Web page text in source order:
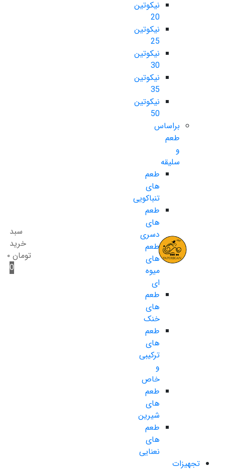
نیکوتین
20
نیکوتین
25
نیکوتین
30
نیکوتین
35
نیکوتین
50
براساس
طعم
و
سلیقه
طعم
های
تنباکویی
طعم
های
دسری
طعم
های
میوه
ای
طعم
های
خنک
طعم
های
ترکیبی
و
خاص
طعم
های
شیرین
طعم
های
نعنایی
تجهیزات
سبد
خرید
تومان ۰
0